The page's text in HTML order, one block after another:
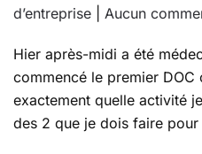
d’entreprise
Aucun
Hier après-midi a été
commencé le premier
exactement quelle activité
des 2 que je dois faire pour